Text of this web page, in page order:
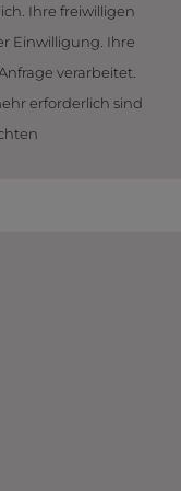
Ihre freiwilligen
Einwilligung. Ihre
verarbeitet.
erforderlich sind